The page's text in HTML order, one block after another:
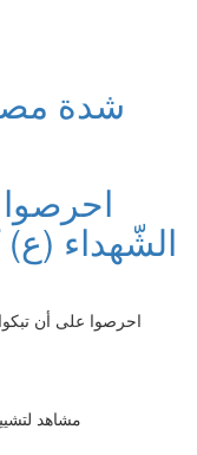
شدة
الشّهداء
مشاهد